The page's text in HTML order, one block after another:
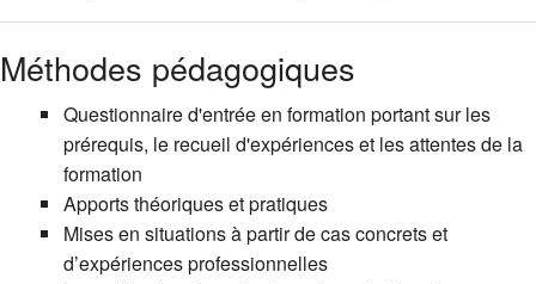
Méthodes pédagogiques
Questionnaire d'entrée en formation portant sur les
prérequis, le recueil d'expériences et les attentes de la
formation
Apports théoriques et pratiques
Mises en situations à partir de cas concrets et
d’expériences professionnelles